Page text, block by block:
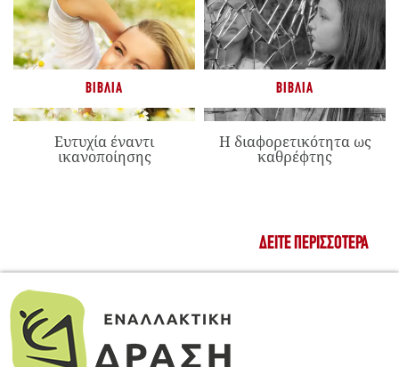
ΒΙΒΛΊΑ
Ευτυχία έναντι
ικανοποίησης
ΒΙΒΛΊΑ
Η διαφορετικότητα ως
καθρέφτης
ΔΕΊΤΕ ΠΕΡΙΣΣΌΤΕΡΑ